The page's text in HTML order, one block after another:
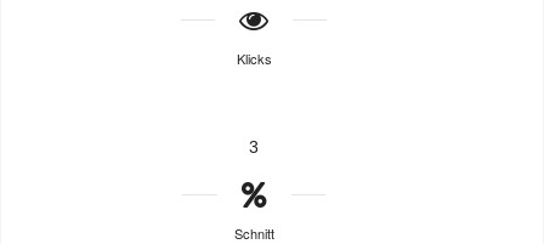
Klicks
3
Schnitt